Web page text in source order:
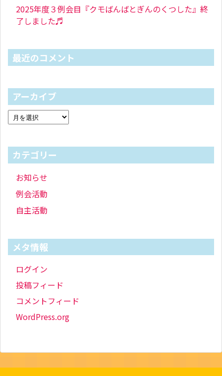
2025年度３例会目『クモばんばとぎんのくつした』終
了しました♬
最近のコメント
アーカイブ
カテゴリー
お知らせ
例会活動
自主活動
メタ情報
ログイン
投稿フィード
コメントフィード
WordPress.org